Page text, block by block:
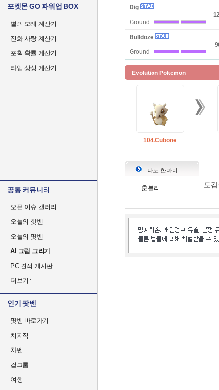
포켓몬 GO 파워업 BOX
별의 모래 계산기
진화 사탕 계산기
포획 확률 계산기
타입 상성 계산기
공통 커뮤니티
오픈 이슈 갤러리
오늘의 핫벤
오늘의 팟벤
AI 그림 그리기
PC 견적 게시판
더보기
인기 팟벤
팟벤 바로가기
치지직
차벤
걸그룹
여행
Dig
Ground
Bulldoze
Ground
Evolution Pokemon
104.Cubone
나도 한마디
훈블리 도